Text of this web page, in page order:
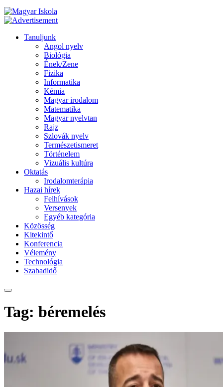
Tanuljunk
Angol nyelv
Biológia
Ének/Zene
Fizika
Informatika
Kémia
Magyar irodalom
Matematika
Magyar nyelvtan
Rajz
Szlovák nyelv
Természetismeret
Történelem
Vizuális kultúra
Oktatás
Irodalomterápia
Hazai hírek
Felhívások
Versenyek
Egyéb kategória
Közösség
Kitekintő
Konferencia
Vélemény
Technológia
Szabadidő
Tag: béremelés